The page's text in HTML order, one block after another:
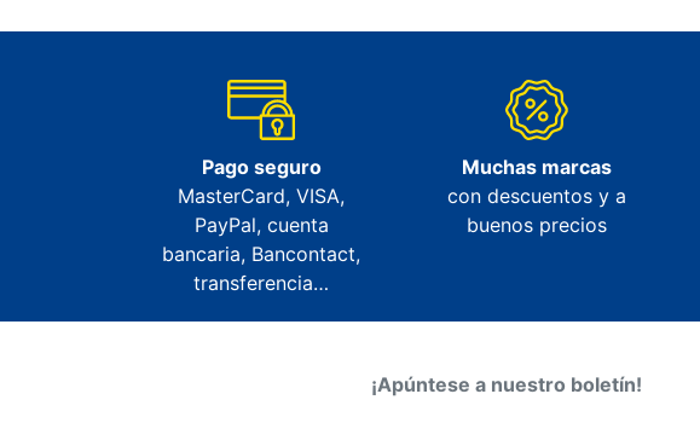
Pago seguro
MasterCard, VISA,
PayPal, cuenta
bancaria, Bancontact,
transferencia…
Muchas marcas
con descuentos y a
buenos precios
¡Apúntese a nuestro boletín!